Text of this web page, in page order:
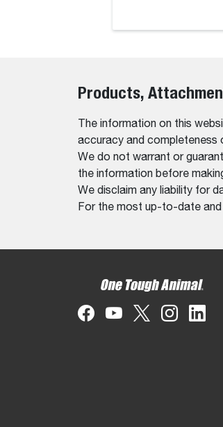
Products,
The information on this
accuracy and completeness
We do not warrant or
the information before
We disclaim any liability for
For the most up-to-date